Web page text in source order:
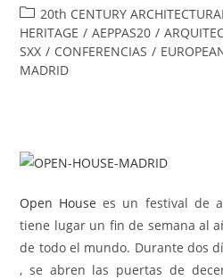
20th CENTURY ARCHITECTURAL
HERITAGE / AEPPAS20 /
SXX / CONFERENCIAS /
MADRID
Open House es un festival de
tiene lugar un fin de semana al
de todo el mundo. Durante dos
, se abren las puertas de